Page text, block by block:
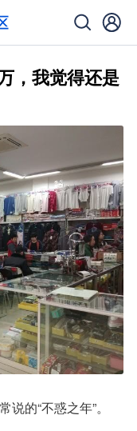
，我觉得还是
的“不惑之年”。